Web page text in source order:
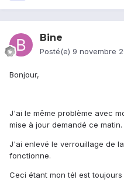
Bine
Posté(e) 9 novembre
Bonjour,
J'ai le même problème avec
mise à jour demandé ce matin.
J'ai enlevé le verrouillage de
fonctionne.
Ceci étant mon tél est